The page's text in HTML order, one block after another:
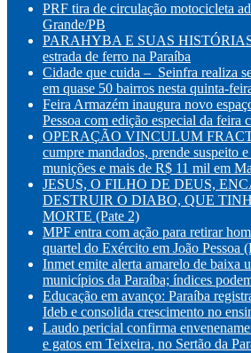
PRF tira de circulação motocicleta
Grande/PB
PARAHYBA E SUAS HISTÓRIAS
estrada de ferro na Paraíba
Cidade que cuida – Seinfra realiza
em quase 50 bairros nesta quinta-
Feira Armazém inaugura novo
Pessoa com edição especial da feira
OPERAÇÃO VINCULUM
cumpre mandados, prende suspeito
munições e mais de R$ 11 mil em
JESUS, O FILHO DE DEUS,
DESTRUIR O DIABO, QUE
MORTE (Pate 2)
MPF entra com ação para retirar
quartel do Exército em João Pessoa
Inmet emite alerta amarelo de baixa
municípios da Paraíba; índices
Educação em avanço: Paraíba
Ideb e consolida crescimento no
Laudo pericial confirma
e gatos em Teixeira, no Sertão da